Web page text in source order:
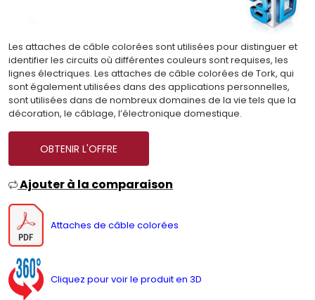
Les attaches de câble colorées sont utilisées pour distinguer et
identifier les circuits où différentes couleurs sont requises, les
lignes électriques. Les attaches de câble colorées de Tork, qui
sont également utilisées dans des applications personnelles,
sont utilisées dans de nombreux domaines de la vie tels que la
décoration, le câblage, l’électronique domestique.
OBTENIR L'OFFRE
Ajouter à la comparaison
Attaches de câble colorées
Cliquez pour voir le produit en 3D